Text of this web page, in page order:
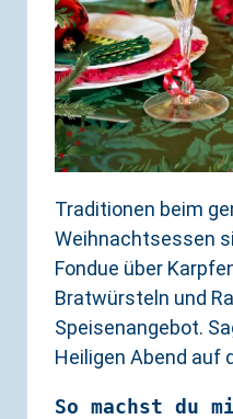
Traditionen beim
Weihnachtsessen
Fondue über
Bratwürsteln und
Speisenangebot.
Heiligen Abend auf
So machst du